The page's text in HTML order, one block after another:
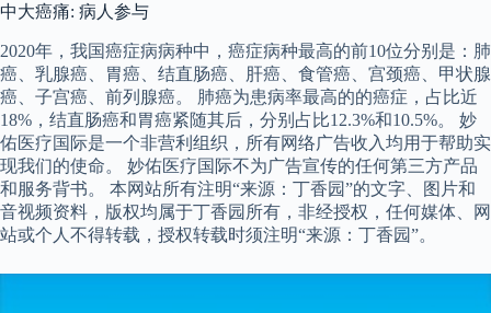
中大癌痛: 病人参与
2020年，我国癌症病病种中，癌症病种最高的前10位分别是：肺
癌、乳腺癌、胃癌、结直肠癌、肝癌、食管癌、宫颈癌、甲状腺
癌、子宫癌、前列腺癌。 肺癌为患病率最高的的癌症，占比近
18%，结直肠癌和胃癌紧随其后，分别占比12.3%和10.5%。 妙
佑医疗国际是一个非营利组织，所有网络广告收入均用于帮助实
现我们的使命。 妙佑医疗国际不为广告宣传的任何第三方产品
和服务背书。 本网站所有注明“来源：丁香园”的文字、图片和
音视频资料，版权均属于丁香园所有，非经授权，任何媒体、网
站或个人不得转载，授权转载时须注明“来源：丁香园”。